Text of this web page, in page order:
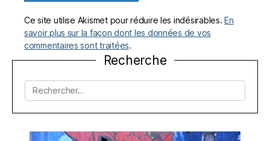
Ce site utilise Akismet pour réduire les indésirables.En
savoir plus sur la façon dont les données de vos
commentaires sont traitées.
Recherche
Rechercher :